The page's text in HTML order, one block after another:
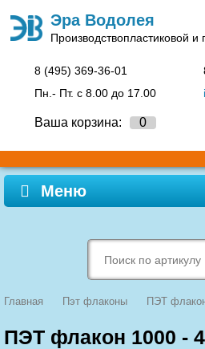
Эра Водолея
Производствопластиковой и
8 (495) 369-36-01
Пн.- Пт. c 8.00 до 17.00
Ваша корзина: 0
Меню
Главная Пэт флаконы ПЭТ
ПЭТ флакон 1000 - 4